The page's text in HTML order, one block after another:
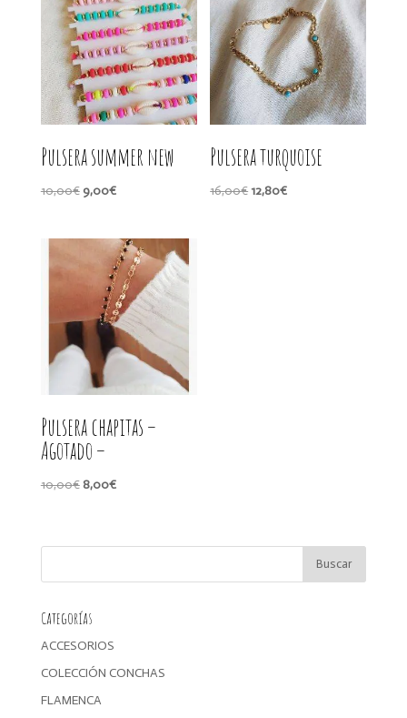
Pulsera summer new
10,00€ El
10,00€.
9,00€El
es:
9,00€.
Pulsera turquoise
16,00€El
12,80€El
Pulsera chapitas –
Agotado –
10,00€El
era:
8,00€El
es:
Categorías
ACCESORIOS
COLECCIÓN CONCHAS
FLAMENCA